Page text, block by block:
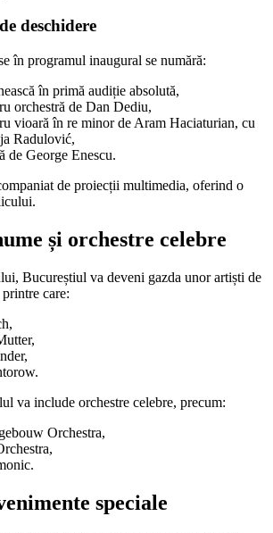
deschidere
în programul inaugural se numără:
în primă audiție absolută,
orchestră de Dan Dediu,
vioară în re minor de Aram Haciaturian, cu
Radulović,
de George Enescu.
de proiecții multimedia, oferind o
și orchestre celebre
Bucureștiul va deveni gazda unor artiști de
care:
va include orchestre celebre, precum:
Orchestra,
speciale